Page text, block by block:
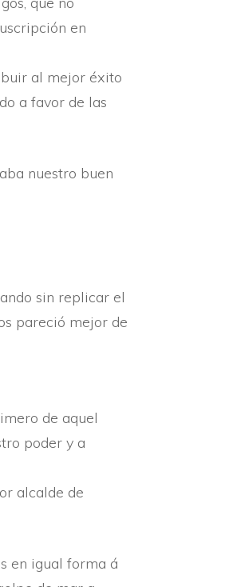
en
al mejor éxito
a favor de las
nuestro buen
sin replicar el
pareció mejor de
de aquel
poder y a
alcalde de
en igual forma á